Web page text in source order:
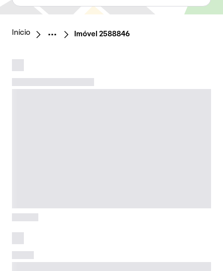
Início Imóvel 2588846